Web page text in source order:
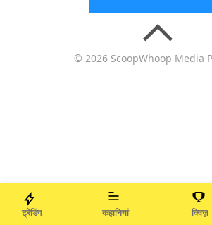
© 2026 ScoopWhoop Media
ट्रेंडिंग कहानियां क्विज़